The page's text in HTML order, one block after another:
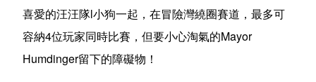
喜愛的汪汪隊l小狗一起，在冒險灣繞圈賽道，最多可
容納4位玩家同時比賽，但要小心淘氣的Mayor
Humdinger留下的障礙物！